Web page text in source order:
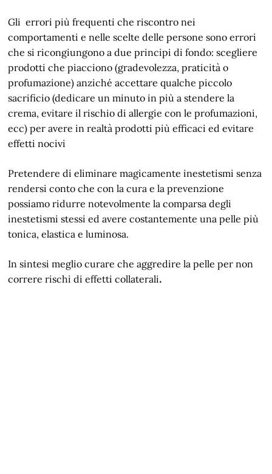
Gli errori più frequenti che riscontro nei
comportamenti e nelle scelte delle persone sono errori
che si ricongiungono a due principi di fondo: scegliere
prodotti che piacciono (gradevolezza, praticità o
profumazione) anziché accettare qualche piccolo
sacrificio (dedicare un minuto in più a stendere la
crema, evitare il rischio di allergie con le profumazioni,
ecc) per avere in realtà prodotti più efficaci ed evitare
effetti nocivi
Pretendere di eliminare magicamente inestetismi senza
rendersi conto che con la cura e la prevenzione
possiamo ridurre notevolmente la comparsa degli
inestetismi stessi ed avere costantemente una pelle più
tonica, elastica e luminosa.
In sintesi meglio curare che aggredire la pelle per non
correre rischi di effetti collaterali.